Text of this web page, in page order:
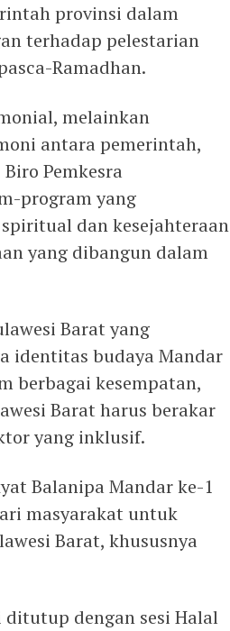
provinsi dalam
terhadap pelestarian
Ramadhan.
melainkan
antara pemerintah,
Pemkesra
program yang
dan kesejahteraan
yang dibangun dalam
Barat yang
identitas budaya Mandar
berbagai kesempatan,
Barat harus berakar
yang inklusif.
Balanipa Mandar ke-1
masyarakat untuk
Barat, khususnya
dengan sesi Halal